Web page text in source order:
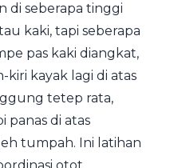
di seberapa tinggi
kaki, tapi seberapa
pas kaki diangkat,
kiri kayak lagi di atas
tetep rata,
panas di atas
tumpah. Ini latihan